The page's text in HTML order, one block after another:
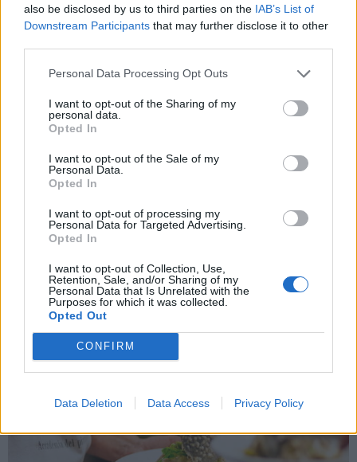
also be disclosed by us to third parties on the IAB’s List of
Downstream Participants that may further disclose it to other
Personal Data Processing Opt Outs
I want to opt-out of the Sharing of my
personal data.
Opted In
I want to opt-out of the Sale of my
Personal Data.
Opted In
I want to opt-out of processing my
Personal Data for Targeted Advertising.
Opted In
I want to opt-out of Collection, Use,
Retention, Sale, and/or Sharing of my
Personal Data that Is Unrelated with the
Purposes for which it was collected.
Opted Out
CONFIRM
Data Deletion Data Access Privacy Policy
COCQUIO TREVISAGO
Fresco e polenta: torna la mitica festa
alpina di Caldana